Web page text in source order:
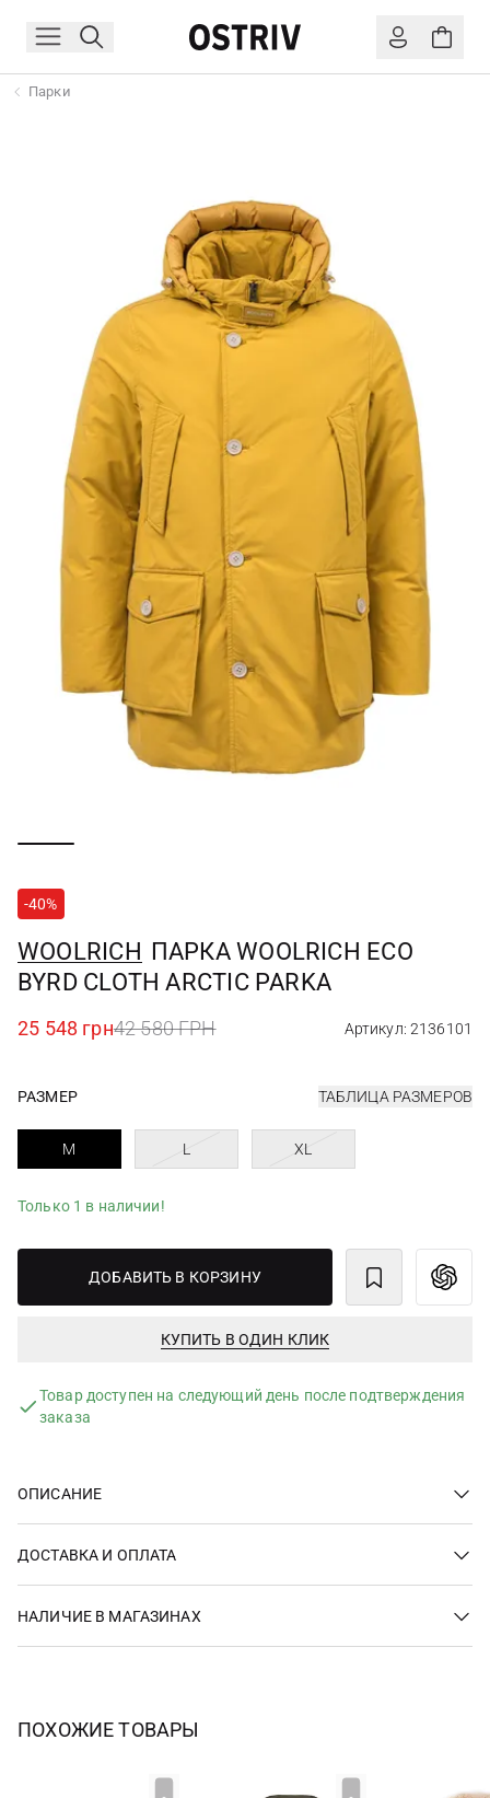
Парки
-40%
WOOLRICH ПАРКА WOOLRICH ECO
BYRD CLOTH ARCTIC PARKA
25 548 грн42 580 ГРН Артикул: 2136101
РАЗМЕР ТАБЛИЦА РАЗМЕРОВ
M L XL
Только 1 в наличии!
ДОБАВИТЬ В КОРЗИНУ
КУПИТЬ В ОДИН КЛИК
Товар доступен на следующий день после подтверждения
заказа
ОПИСАНИЕ
ДОСТАВКА И ОПЛАТА
НАЛИЧИЕ В МАГАЗИНАХ
ПОХОЖИЕ ТОВАРЫ